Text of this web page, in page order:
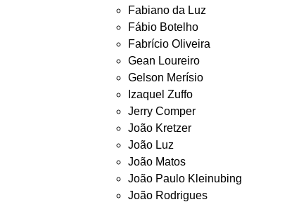
Fabiano da Luz
Fábio Botelho
Fabrício Oliveira
Gean Loureiro
Gelson Merísio
Izaquel Zuffo
Jerry Comper
João Kretzer
João Luz
João Matos
João Paulo Kleinubing
João Rodrigues